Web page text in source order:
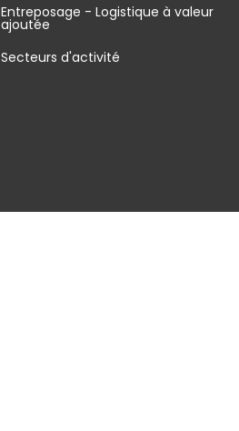
Entreposage - Logistique à valeur
ajoutée
Secteurs d'activité